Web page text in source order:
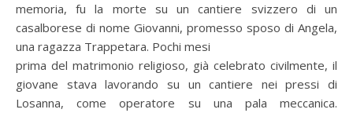
memoria, fu la morte su un cantiere svizzero di un
casalborese di nome Giovanni, promesso sposo di Angela,
una ragazza Trappetara. Pochi mesi
prima del matrimonio religioso, già celebrato civilmente, il
giovane stava lavorando su un cantiere nei pressi di
Losanna, come operatore su una pala meccanica.